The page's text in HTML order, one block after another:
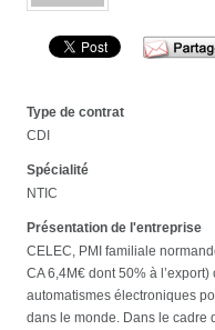
Type de contrat
CDI
Spécialité
NTIC
Présentation de l'entreprise
CELEC, PMI familiale
CA 6,4M€ dont 50% à
automatismes électroniques
dans le monde. Dans le cadre